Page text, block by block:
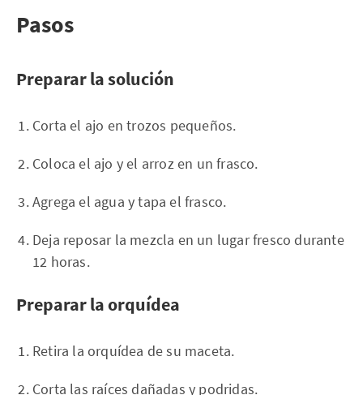
Pasos
Preparar la solución
Corta el ajo en trozos pequeños.
Coloca el ajo y el arroz en un frasco.
Agrega el agua y tapa el frasco.
Deja reposar la mezcla en un lugar fresco durante
12 horas.
Preparar la orquídea
Retira la orquídea de su maceta.
Corta las raíces dañadas y podridas.